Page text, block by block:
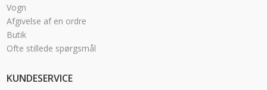
Vogn
Afgivelse af en ordre
Butik
Ofte stillede spørgsmål
KUNDESERVICE